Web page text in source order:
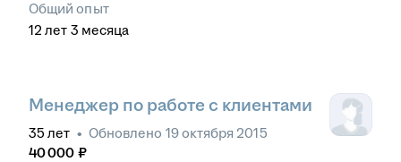
Общий опыт
12 лет 3 месяца
Менеджер по работе с клиентами
35 лет • Обновлено 19 октября 2015
40 000 ₽